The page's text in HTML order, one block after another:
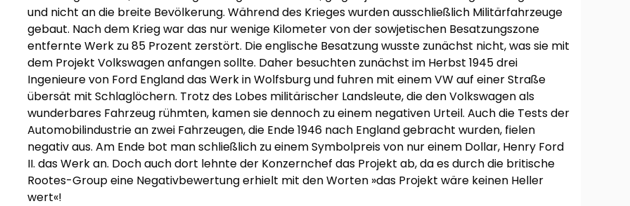
und nicht an die breite Bevölkerung. Während des Krieges wurden ausschließlich Militärfahrzeuge
gebaut. Nach dem Krieg war das nur wenige Kilometer von der sowjetischen Besatzungszone
entfernte Werk zu 85 Prozent zerstört. Die englische Besatzung wusste zunächst nicht, was sie mit
dem Projekt Volkswagen anfangen sollte. Daher besuchten zunächst im Herbst 1945 drei
Ingenieure von Ford England das Werk in Wolfsburg und fuhren mit einem VW auf einer Straße
übersät mit Schlaglöchern. Trotz des Lobes militärischer Landsleute, die den Volkswagen als
wunderbares Fahrzeug rühmten, kamen sie dennoch zu einem negativen Urteil. Auch die Tests der
Automobilindustrie an zwei Fahrzeugen, die Ende 1946 nach England gebracht wurden, fielen
negativ aus. Am Ende bot man schließlich zu einem Symbolpreis von nur einem Dollar, Henry Ford
II. das Werk an. Doch auch dort lehnte der Konzernchef das Projekt ab, da es durch die britische
Rootes-Group eine Negativbewertung erhielt mit den Worten »das Projekt wäre keinen Heller
wert«!